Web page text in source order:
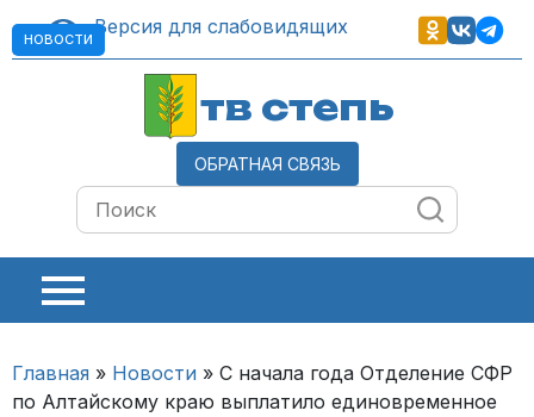
Версия для слабовидящих
тв степь
ОБРАТНАЯ СВЯЗЬ
Главная » Новости » С начала года Отделение СФР
по Алтайскому краю выплатило единовременное
НОВОСТИ